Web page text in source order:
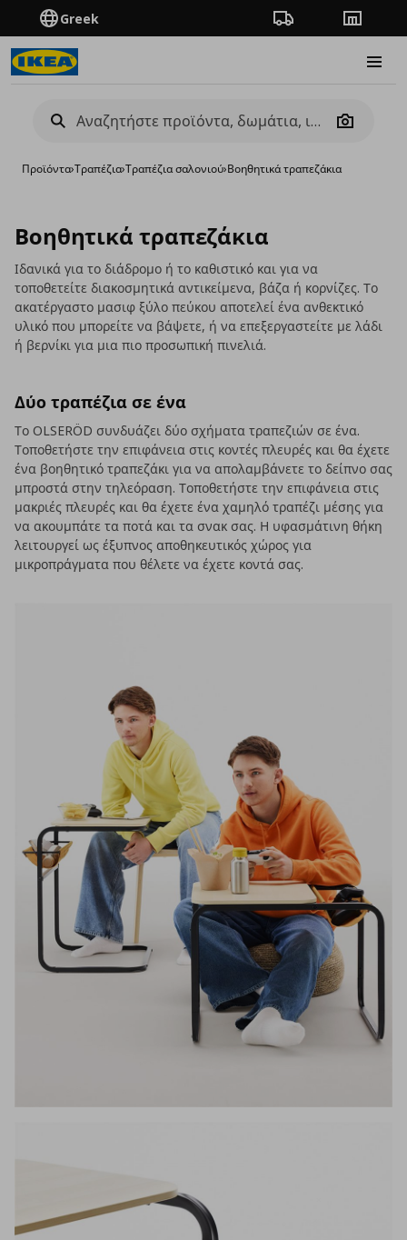
Greek Πορεία παραγγελίας
Camera
Προϊόντα›Τραπέζια›Τραπέζια σαλονιού›Βοηθητικά τραπεζάκια
Βοηθητικά τραπεζάκια
Ιδανικά για το διάδρομο ή το καθιστικό και για να
τοποθετείτε διακοσμητικά αντικείμενα, βάζα ή κορνίζες. Το
ακατέργαστο μασιφ ξύλο πεύκου αποτελεί ένα ανθεκτικό
υλικό που μπορείτε να βάψετε, ή να επεξεργαστείτε με λάδι
ή βερνίκι για μια πιο προσωπική πινελιά.
Δύο τραπέζια σε ένα
Το OLSERÖD συνδυάζει δύο σχήματα τραπεζιών σε ένα.
Τοποθετήστε την επιφάνεια στις κοντές πλευρές και θα έχετε
ένα βοηθητικό τραπεζάκι για να απολαμβάνετε το δείπνο σας
μπροστά στην τηλεόραση. Τοποθετήστε την επιφάνεια στις
μακριές πλευρές και θα έχετε ένα χαμηλό τραπέζι μέσης για
να ακουμπάτε τα ποτά και τα σνακ σας. Η υφασμάτινη θήκη
λειτουργεί ως έξυπνος αποθηκευτικός χώρος για
μικροπράγματα που θέλετε να έχετε κοντά σας.